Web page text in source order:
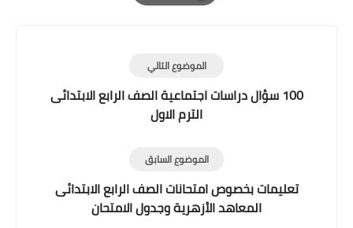
Print
الموضوع التالي
100 سؤال دراسات اجتماعية الصف الرابع الابتدائى
الترم الاول
الموضوع السابق
تعليمات بخصوص امتحانات الصف الرابع الابتدائى
المعاهد الأزهرية وجدول الامتحان